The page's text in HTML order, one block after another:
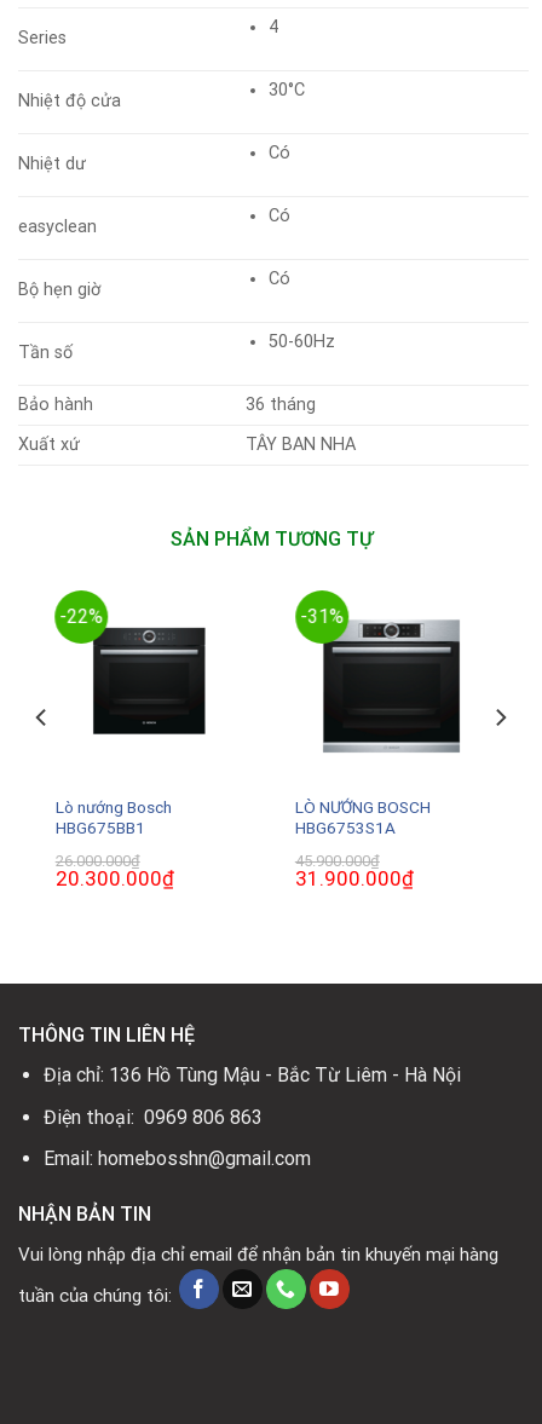
Series
4
Nhiệt độ cửa
30°C
Nhiệt dư
Có
easyclean
Có
Bộ hẹn giờ
Có
Tần số
50-60Hz
Bảo hành
36 tháng
Xuất xứ
TÂY BAN NHA
SẢN PHẨM TƯƠNG TỰ
-22%
Lò nướng Bosch
HBG675BB1
26.000.000₫
Giá
gốc
20.300.000₫Giá
hiện
-31%
LÒ NƯỚNG BOSCH
HBG6753S1A
45.900.000₫
Giá
gốc
31.900.000₫Giá
hiện
THÔNG TIN LIÊN HỆ
Địa chỉ: 136 Hồ Tùng Mậu - Bắc Từ Liêm - Hà Nội
Điện thoại: 0969 806 863
Email: homebosshn@gmail.com
NHẬN BẢN TIN
Vui lòng nhập địa chỉ email để nhận bản tin khuyến mại hàng
tuần của chúng tôi: